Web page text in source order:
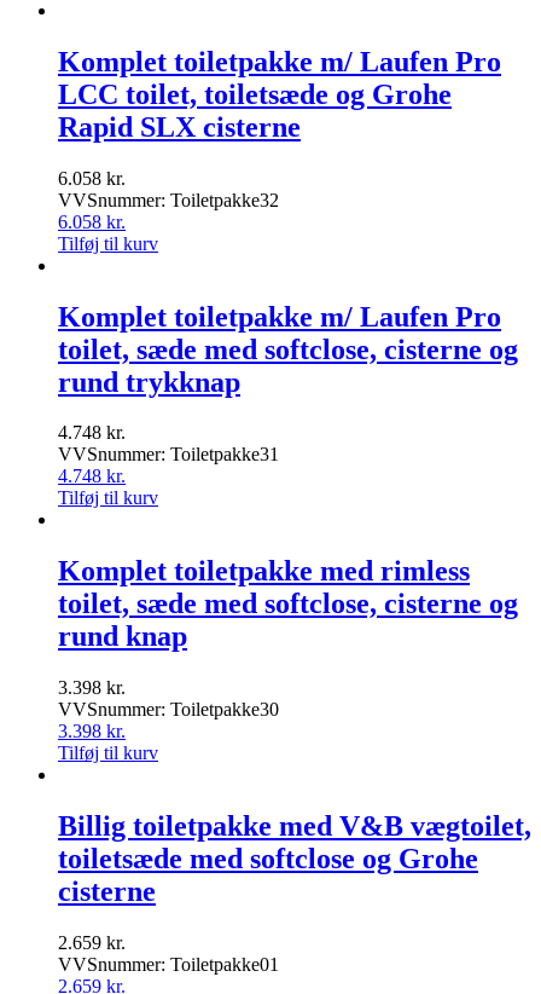
Komplet toiletpakke m/ Laufen Pro
LCC toilet, toiletsæde og Grohe
Rapid SLX cisterne
6.058 kr.
VVSnummer: Toiletpakke32
6.058 kr.
Tilføj til kurv
Komplet toiletpakke m/ Laufen Pro
toilet, sæde med softclose, cisterne og
rund trykknap
4.748 kr.
VVSnummer: Toiletpakke31
4.748 kr.
Tilføj til kurv
Komplet toiletpakke med rimless
toilet, sæde med softclose, cisterne og
rund knap
3.398 kr.
VVSnummer: Toiletpakke30
3.398 kr.
Tilføj til kurv
Billig toiletpakke med V&B vægtoilet,
toiletsæde med softclose og Grohe
cisterne
2.659 kr.
VVSnummer: Toiletpakke01
2.659 kr.